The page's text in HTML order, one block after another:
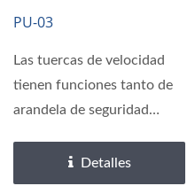
Zinc Claro
PU-03
Las tuercas de velocidad
tienen funciones tanto de
arandela de seguridad
Detalles